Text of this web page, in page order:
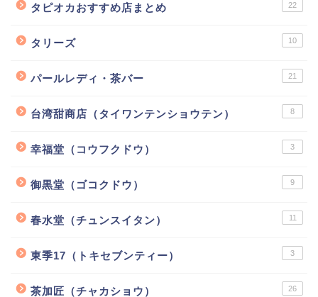
タピオカおすすめ店まとめ 22
タリーズ 10
パールレディ・茶バー 21
台湾甜商店（タイワンテンショウテン） 8
幸福堂（コウフクドウ） 3
御黒堂（ゴコクドウ） 9
春水堂（チュンスイタン） 11
東季17（トキセブンティー） 3
茶加匠（チャカショウ） 26